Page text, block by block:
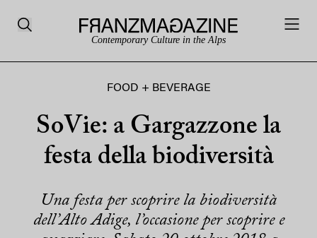
Contemporary Culture in the Alps
FOOD + BEVERAGE
SoVie: a Gargazzone la
festa della biodiversità
Una festa per scoprire la biodiversità
dell’Alto Adige, l’occasione per scoprire e